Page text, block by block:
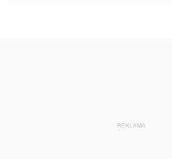
REKLAMA